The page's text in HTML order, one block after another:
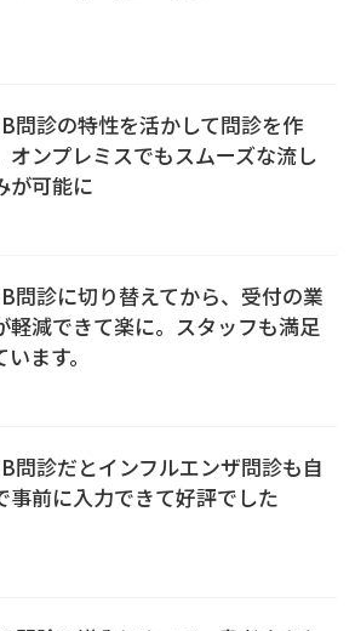
問診の特性を活かして問診を作
オンプレミスでもスムーズな流し
が可能に
問診に切り替えてから、受付の業
軽減できて楽に。スタッフも満足
います。
問診だとインフルエンザ問診も自
事前に入力できて好評でした